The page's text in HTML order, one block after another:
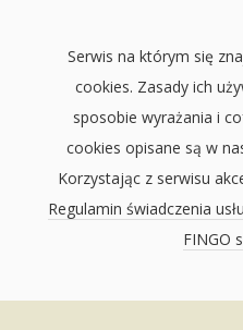
Serwis na którym się
cookies. Zasady ich
sposobie wyrażania i
cookies opisane są w
Korzystając z serwisu
Regulamin świadczenia
FINGO